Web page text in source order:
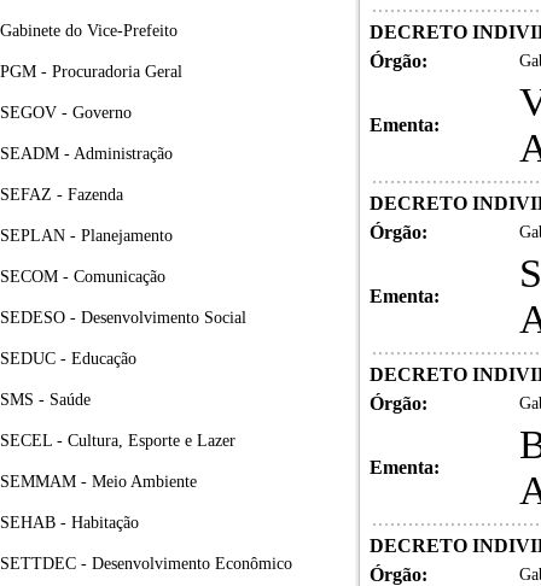
Gabinete do Vice-Prefeito
PGM - Procuradoria Geral
SEGOV - Governo
SEADM - Administração
SEFAZ - Fazenda
SEPLAN - Planejamento
SECOM - Comunicação
SEDESO - Desenvolvimento Social
SEDUC - Educação
SMS - Saúde
SECEL - Cultura, Esporte e Lazer
SEMMAM - Meio Ambiente
SEHAB - Habitação
SETTDEC - Desenvolvimento Econômico
DECRETO
Órgão:
Ementa:
DECRETO
Órgão:
Ementa:
DECRETO
Órgão:
Ementa:
DECRETO
Órgão: